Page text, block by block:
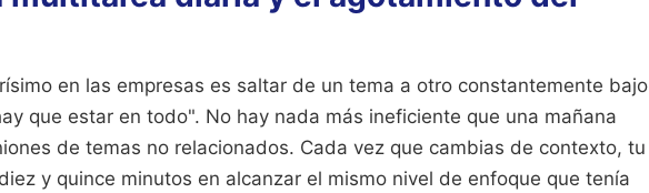
en las empresas es saltar de un tema a otro constantemente bajo
que estar en todo". No hay nada más ineficiente que una mañana
de temas no relacionados. Cada vez que cambias de contexto, tu
y quince minutos en alcanzar el mismo nivel de enfoque que tenía